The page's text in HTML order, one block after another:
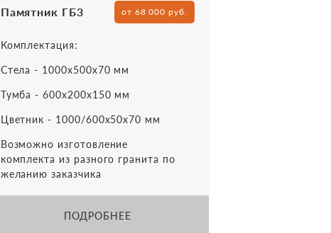
Памятник ГБ3 от 68 000 руб.
Комплектация:
Стела - 1000х500х70 мм
Тумба - 600х200х150 мм
Цветник - 1000/600х50х70 мм
Возможно изготовление
комплекта из разного гранита по
желанию заказчика
ПОДРОБНЕЕ